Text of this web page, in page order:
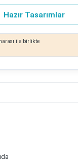
Hazır Tasarımlar
ile birlikte